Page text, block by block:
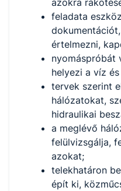
azokra
feladata
értelmezni,
nyomáspróbát
helyezi a víz
tervek szerint
hálózatokat,
hidraulikai
a meglévő
felülvizsgálja,
azokat;
telekhatáron
épít ki,